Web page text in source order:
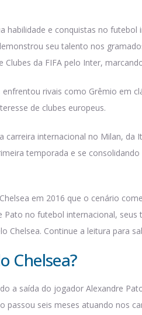
habilidade e conquistas no futebol
seu talento nos
da FIFA pelo Inter,
rivais como Grêmio em
de clubes europeus.
carreira internacional no Milan, da
temporada e se
em 2016 que o cenário
no futebol internacional, seus
Chelsea. Continue a leitura para
Chelsea?
a saída do jogador Alexandre
passou seis meses atuando nos